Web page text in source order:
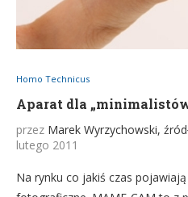
Homo Technicus
Aparat dla
przez Marek Wyrzychowski,
lutego 2011
Na rynku co jakiś czas